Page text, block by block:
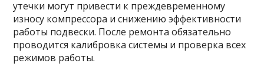
утечки могут привести к преждевременному
износу компрессора и снижению эффективности
работы подвески. После ремонта обязательно
проводится калибровка системы и проверка всех
режимов работы.